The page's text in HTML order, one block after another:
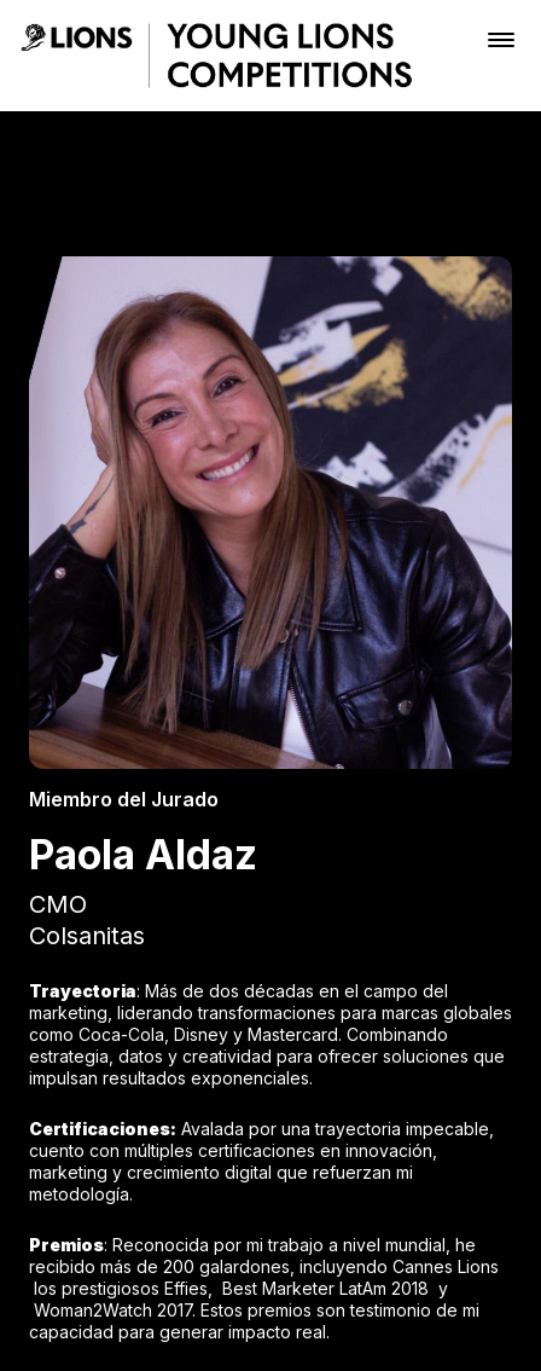
Saltar al contenido principal
Inscribir
Boletería
Miembro del Jurado
Paola Aldaz
CMO
Colsanitas
Trayectoria: Más de dos décadas en el campo del
marketing, liderando transformaciones para marcas globales
como Coca-Cola, Disney y Mastercard. Combinando
estrategia, datos y creatividad para ofrecer soluciones que
impulsan resultados exponenciales.
Certificaciones: Avalada por una trayectoria impecable,
cuento con múltiples certificaciones en innovación,
marketing y crecimiento digital que refuerzan mi
metodología.
Premios: Reconocida por mi trabajo a nivel mundial, he
recibido más de 200 galardones, incluyendo Cannes Lions
los prestigiosos Effies, Best Marketer LatAm 2018 y
Woman2Watch 2017. Estos premios son testimonio de mi
capacidad para generar impacto real.